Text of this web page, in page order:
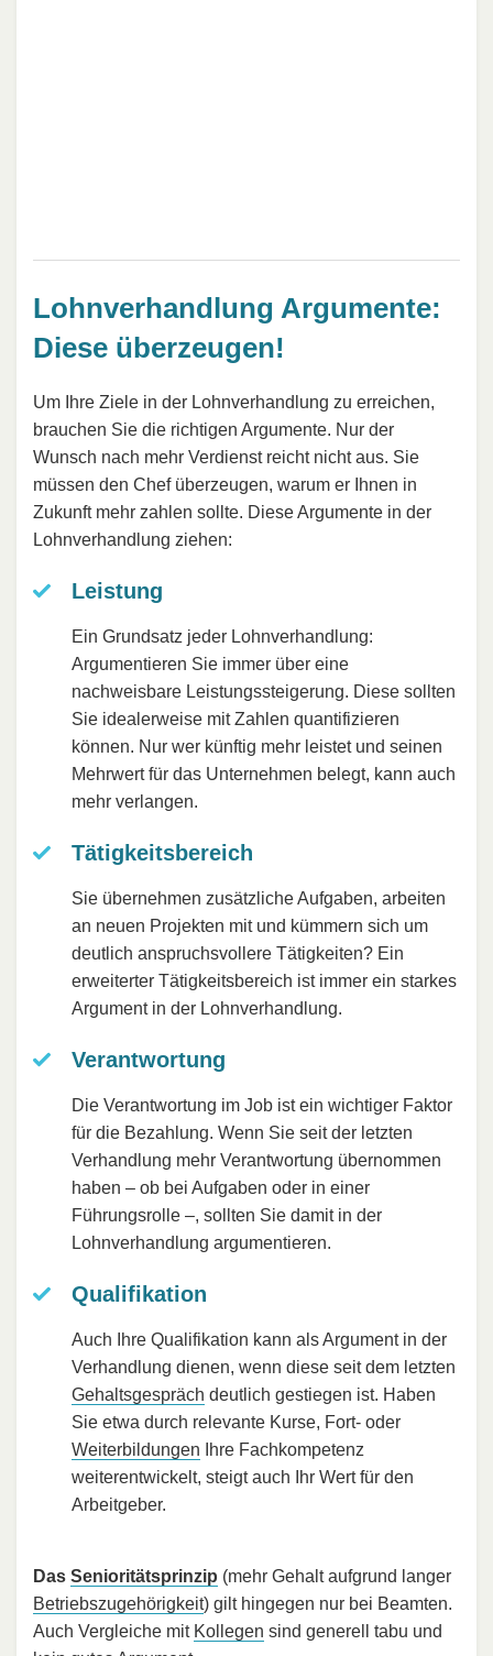
Lohnverhandlung Argumente:
Diese überzeugen!
Um Ihre Ziele in der Lohnverhandlung zu erreichen,
brauchen Sie die richtigen Argumente. Nur der
Wunsch nach mehr Verdienst reicht nicht aus. Sie
müssen den Chef überzeugen, warum er Ihnen in
Zukunft mehr zahlen sollte. Diese Argumente in der
Lohnverhandlung ziehen:
Leistung
Ein Grundsatz jeder Lohnverhandlung:
Argumentieren Sie immer über eine
nachweisbare Leistungssteigerung. Diese sollten
Sie idealerweise mit Zahlen quantifizieren
können. Nur wer künftig mehr leistet und seinen
Mehrwert für das Unternehmen belegt, kann auch
mehr verlangen.
Tätigkeitsbereich
Sie übernehmen zusätzliche Aufgaben, arbeiten
an neuen Projekten mit und kümmern sich um
deutlich anspruchsvollere Tätigkeiten? Ein
erweiterter Tätigkeitsbereich ist immer ein starkes
Argument in der Lohnverhandlung.
Verantwortung
Die Verantwortung im Job ist ein wichtiger Faktor
für die Bezahlung. Wenn Sie seit der letzten
Verhandlung mehr Verantwortung übernommen
haben – ob bei Aufgaben oder in einer
Führungsrolle –, sollten Sie damit in der
Lohnverhandlung argumentieren.
Qualifikation
Auch Ihre Qualifikation kann als Argument in der
Verhandlung dienen, wenn diese seit dem letzten
Gehaltsgespräch deutlich gestiegen ist. Haben
Sie etwa durch relevante Kurse, Fort- oder
Weiterbildungen Ihre Fachkompetenz
weiterentwickelt, steigt auch Ihr Wert für den
Arbeitgeber.
Das Senioritätsprinzip (mehr Gehalt aufgrund langer
Betriebszugehörigkeit) gilt hingegen nur bei Beamten.
Auch Vergleiche mit Kollegen sind generell tabu und